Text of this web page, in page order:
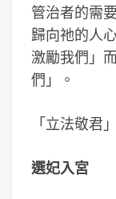
管治者的需
歸向祂的人
激勵我們」
們」。
「立法敬君
選妃入宮